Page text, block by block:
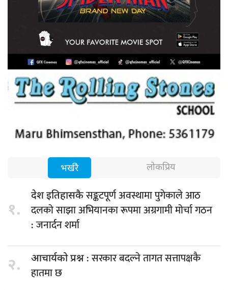
भर्खरै लोकप्रिय
१.
देश इतिहासकैसङ्कटपूर्ण अवस्थामा पुगेकाले आठ
दलको साझा अभियानका रूपमा अग्रगामी मोर्चा गठन
: जनार्दन शर्मा
२. आचार्यको प्रश्न : सरकार बदल्ने तागत सत्तापक्षकै
हातमा छ